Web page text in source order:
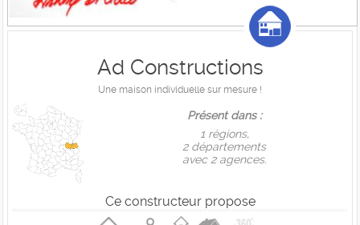
Ad Constructions
Une maison individuelle sur mesure !
Présent dans :
1 règions,
2 départements
avec 2 agences.
Ce constructeur propose